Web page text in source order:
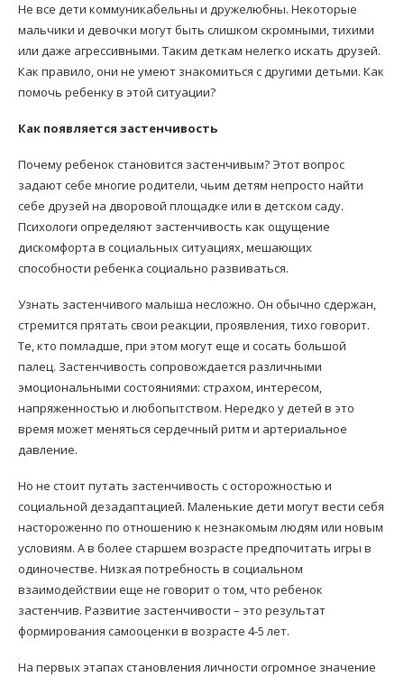
Не все дети коммуникабельны и дружелюбны. Некоторые
мальчики и девочки могут быть слишком скромными, тихими
или даже агрессивными. Таким деткам нелегко искать друзей.
Как правило, они не умеют знакомиться с другими детьми. Как
помочь ребенку в этой ситуации?
Как появляется застенчивость
Почему ребенок становится застенчивым? Этот вопрос
задают себе многие родители, чьим детям непросто найти
себе друзей на дворовой площадке или в детском саду.
Психологи определяют застенчивость как ощущение
дискомфорта в социальных ситуациях, мешающих
способности ребенка социально развиваться.
Узнать застенчивого малыша несложно. Он обычно сдержан,
стремится прятать свои реакции, проявления, тихо говорит.
Те, кто помладше, при этом могут еще и сосать большой
палец. Застенчивость сопровождается различными
эмоциональными состояниями: страхом, интересом,
напряженностью и любопытством. Нередко у детей в это
время может меняться сердечный ритм и артериальное
давление.
Но не стоит путать застенчивость с осторожностью и
социальной дезадаптацией. Маленькие дети могут вести себя
настороженно по отношению к незнакомым людям или новым
условиям. А в более старшем возрасте предпочитать игры в
одиночестве. Низкая потребность в социальном
взаимодействии еще не говорит о том, что ребенок
застенчив. Развитие застенчивости – это результат
формирования самооценки в возрасте 4-5 лет.
На первых этапах становления личности огромное значение